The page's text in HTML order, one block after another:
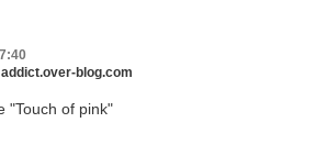
blog.com